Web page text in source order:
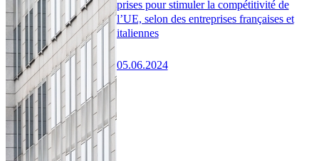
prises pour stimuler la compétitivité de
l’UE, selon des entreprises françaises et
italiennes
05.06.2024